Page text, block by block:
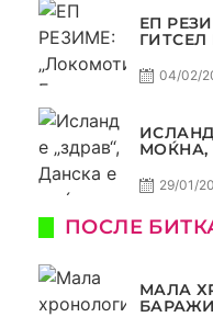
ЕП
04/02/
ИСЛАНД
МОЌНА,
29/01/
ПОСЛЕ
МАЛА